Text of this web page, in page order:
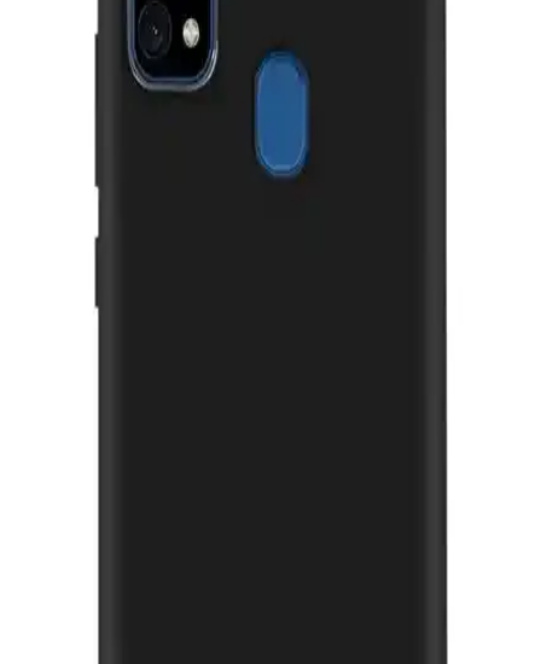
Xiaomi Poco X7 Pro uyumlu hayalet ekran koruyucu, dayanıklı
temperli cam ve parmak izi önleyici kaplamasıyla ekranı tam korur,
estetik ve kullanışlıdır.
Redmi Note 9 Pro ekran koruyucu seçenekleri, temperli cam ve film
cihazınızı koruma altına alın.
Dikkat Edilmesi Gerekenler